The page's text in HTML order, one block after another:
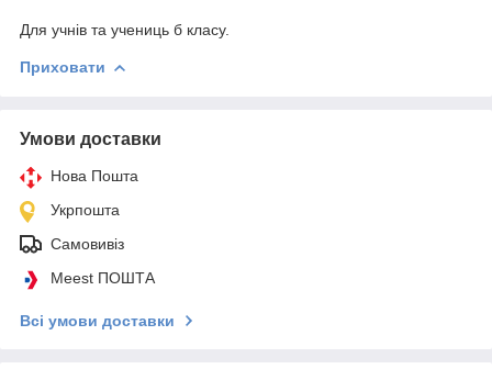
Для учнів та учениць б класу.
Приховати
Умови доставки
Нова Пошта
Укрпошта
Самовивіз
Meest ПОШТА
Всі умови доставки